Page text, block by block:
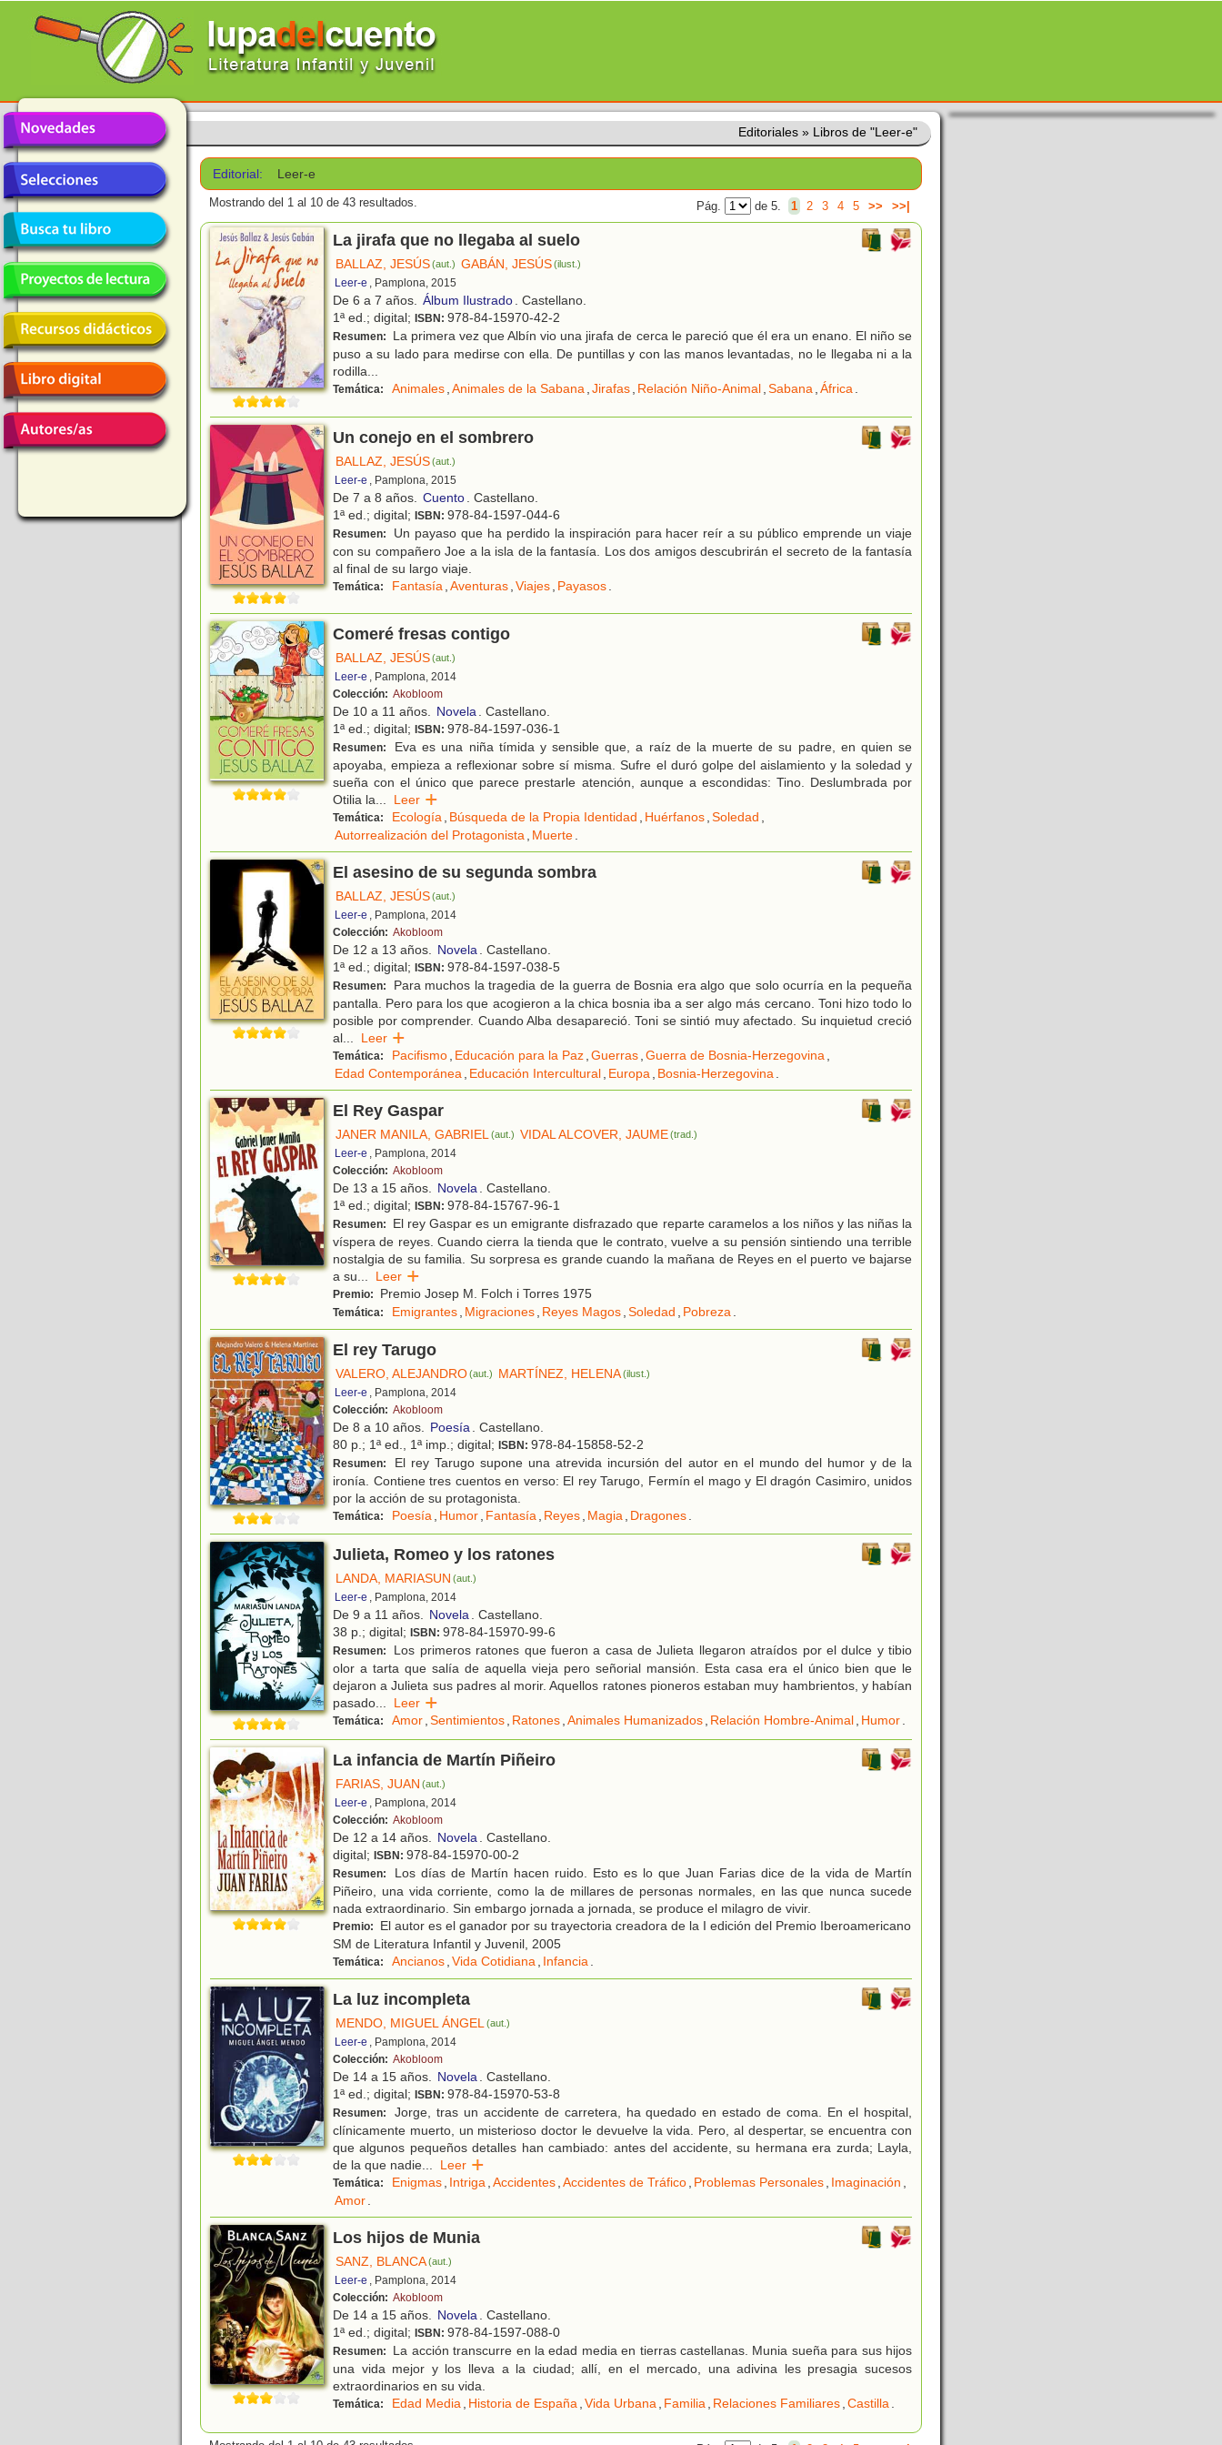
Editoriales » Libros de "Leer-e"
Editorial: Leer-e
Mostrando del 1 al 10 de 43 resultados. Pág. de 5. 1 2 3 4 5 >> >>|
La jirafa que no llegaba al suelo
BALLAZ, JESÚS(aut.) GABÁN, JESÚS(ilust.)
Leer-e , Pamplona, 2015
De 6 a 7 años. Álbum Ilustrado. Castellano.
1ª ed.; digital; ISBN: 978-84-15970-42-2
Resumen:
La primera vez que Albín vio una jirafa de cerca le pareció que él era un enano. El niño se
puso a su lado para medirse con ella. De puntillas y con las manos levantadas, no le llegaba ni a la
rodilla...
Temática: Animales,Animales de la Sabana,Jirafas, Relación Niño-Animal,Sabana,África.
Un conejo en el sombrero
BALLAZ, JESÚS(aut.)
Leer-e , Pamplona, 2015
De 7 a 8 años. Cuento
. Castellano.
1ª ed.; digital; ISBN: 978-84-1597-044-6
Resumen:
Un payaso que ha perdido la inspiración para hacer reír a su público emprende un viaje
con su compañero Joe a la isla de la fantasía. Los dos amigos descubrirán el secreto de la fantasía
al final de su largo viaje.
Temática: Fantasía Aventuras Viajes Payasos
Comeré fresas contigo
BALLAZ, JESÚS(aut.)
Leer-e , Pamplona, 2014
Colección: Akobloom
De 10 a 11 años. Novela
. Castellano.
1ª ed.; digital; ISBN: 978-84-1597-036-1
Resumen:
Eva es una niña tímida y sensible que, a raíz de la muerte de su padre, en quien se
apoyaba, empieza a reflexionar sobre sí misma. Sufre el duró golpe del aislamiento y la soledad y
sueña con el único que parece prestarle atención, aunque a escondidas: Tino. Deslumbrada por
Otilia la
Leer
Temática: Ecología Búsqueda de la Propia Identidad Huérfanos Soledad
Autorrealización del Protagonista
Muerte
El asesino de su segunda sombra
BALLAZ, JESÚS(aut.)
Leer-e , Pamplona, 2014
Colección: Akobloom
De 12 a 13 años. Novela
. Castellano.
1ª ed.; digital; ISBN: 978-84-1597-038-5
Resumen:
Para muchos la tragedia de la guerra de Bosnia era algo que solo ocurría en la pequeña
pantalla. Pero para los que acogieron a la chica bosnia iba a ser algo más cercano. Toni hizo todo lo
posible por comprender. Cuando Alba desapareció. Toni se sintió muy afectado. Su inquietud creció
al
Leer
Temática: Pacifismo Educación para la Paz Guerras Guerra de Bosnia-Herzegovina
Edad Contemporánea
Educación Intercultural Europa Bosnia-Herzegovina
El Rey Gaspar
JANER MANILA, GABRIEL (aut.) VIDAL ALCOVER, JAUME(trad.)
Leer-e , Pamplona, 2014
Colección: Akobloom
De 13 a 15 años. Novela
. Castellano.
1ª ed.; digital; ISBN: 978-84-15767-96-1
Resumen:
El rey Gaspar es un emigrante disfrazado que reparte caramelos a los niños y las niñas la
víspera de reyes. Cuando cierra la tienda que le contrato, vuelve a su pensión sintiendo una terrible
nostalgia de su familia. Su sorpresa es grande cuando la mañana de Reyes en el puerto ve bajarse
a su
Leer
Premio: Premio Josep M. Folch i Torres 1975
Temática: Emigrantes Migraciones Reyes Magos Soledad Pobreza
El rey Tarugo
VALERO, ALEJANDRO(aut.) MARTÍNEZ, HELENA(ilust.)
Leer-e , Pamplona, 2014
Colección: Akobloom
De 8 a 10 años. Poesía
. Castellano.
80 p.; 1ª ed., 1ª imp.; digital; ISBN: 978-84-15858-52-2
Resumen:
El rey Tarugo supone una atrevida incursión del autor en el mundo del humor y de la
ironía. Contiene tres cuentos en verso: El rey Tarugo, Fermín el mago y El dragón Casimiro, unidos
por la acción de su protagonista.
Temática: Poesía Humor Fantasía Reyes Magia Dragones
Julieta, Romeo y los ratones
LANDA, MARIASUN (aut.)
Leer-e , Pamplona, 2014
De 9 a 11 años. Novela
. Castellano.
38 p.; digital; ISBN: 978-84-15970-99-6
Resumen:
Los primeros ratones que fueron a casa de Julieta llegaron atraídos por el dulce y tibio
olor a tarta que salía de aquella vieja pero señorial mansión. Esta casa era el único bien que le
dejaron a Julieta sus padres al morir. Aquellos ratones pioneros estaban muy hambrientos, y habían
pasado
Leer
Temática: Amor Sentimientos Ratones Animales Humanizados Relación Hombre-Animal Humor
La infancia de Martín Piñeiro
FARIAS, JUAN (aut.)
Leer-e
, Pamplona, 2014
Colección: Akobloom
De 12 a 14 años. Novela
. Castellano.
digital; ISBN: 978-84-15970-00-2
Resumen:
Los días de Martín hacen ruido. Esto es lo que Juan Farias dice de la vida de Martín
Piñeiro, una vida corriente, como la de millares de personas normales, en las que nunca sucede
nada extraordinario. Sin embargo jornada a jornada, se produce el milagro de vivir.
Premio:
El autor es el ganador por su trayectoria creadora de la I edición del Premio Iberoamericano
SM de Literatura Infantil y Juvenil, 2005
Temática: Ancianos Vida Cotidiana Infancia
La luz incompleta
MENDO, MIGUEL ÁNGEL (aut.)
Leer-e
, Pamplona, 2014
Colección: Akobloom
De 14 a 15 años. Novela
. Castellano.
1ª ed.; digital; ISBN: 978-84-15970-53-8
Resumen:
Jorge, tras un accidente de carretera, ha quedado en estado de coma. En el hospital,
clínicamente muerto, un misterioso doctor le devuelve la vida. Pero, al despertar, se encuentra con
que algunos pequeños detalles han cambiado: antes del accidente, su hermana era zurda; Layla,
de la que nadie
Leer
Temática: Enigmas Intriga Accidentes Accidentes de Tráfico Problemas Personales Imaginación
Amor
Los hijos de Munia
SANZ, BLANCA(aut.)
Leer-e
, Pamplona, 2014
Colección: Akobloom
De 14 a 15 años. Novela
. Castellano.
1ª ed.; digital; ISBN: 978-84-1597-088-0
Resumen:
La acción transcurre en la edad media en tierras castellanas. Munia sueña para sus hijos
una vida mejor y los lleva a la ciudad; allí, en el mercado, una adivina les presagia sucesos
extraordinarios en su vida.
Temática: Edad Media Historia de España Vida Urbana Familia Relaciones Familiares Castilla